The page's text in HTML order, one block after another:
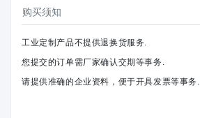
购买须知
工业定制产品不提供退换货服务.
您提交的订单需厂家确认交期等事务.
请提供准确的企业资料，便于开具发票等事务.